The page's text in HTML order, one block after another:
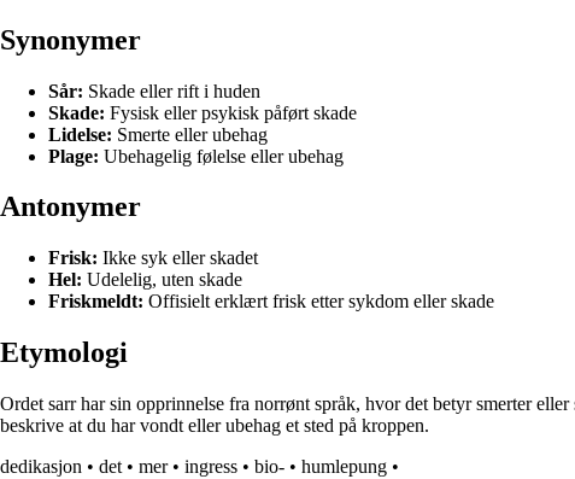
Synonymer
Sår: Skade eller rift i huden
Skade: Fysisk eller psykisk påført skade
Lidelse: Smerte eller ubehag
Plage: Ubehagelig følelse eller ubehag
Antonymer
Frisk: Ikke syk eller skadet
Hel: Udelelig, uten skade
Friskmeldt: Offisielt erklært frisk etter sykdom eller skade
Etymologi
Ordet sarr har sin opprinnelse fra norrønt språk, hvor det betyr smerter
beskrive at du har vondt eller ubehag et sted på kroppen.
dedikasjon • det • mer• ingress • bio- • humlepung •